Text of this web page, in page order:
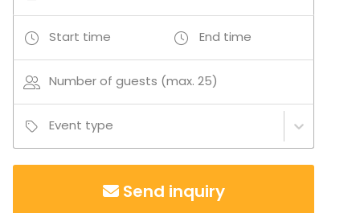
Start time End time
Number of guests (max. 25)
Event type
Send inquiry